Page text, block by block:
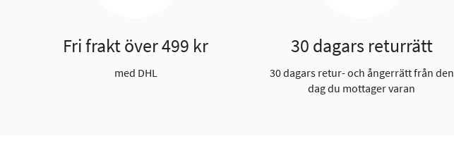
Fri frakt över 499 kr
med DHL
30 dagars returrätt
30 dagars retur- och ångerrätt från den
dag du mottager varan